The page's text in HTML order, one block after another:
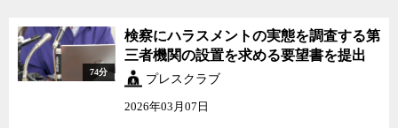
74分
検察にハラスメントの実態を調査する第
三者機関の設置を求める要望書を提出
プレスクラブ
2026年03月07日